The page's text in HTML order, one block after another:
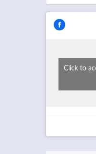
Click to